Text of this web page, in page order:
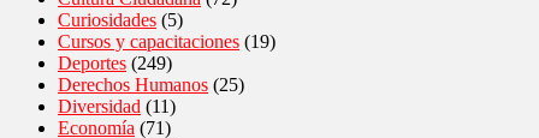
Curiosidades (5)
Cursos y capacitaciones (19)
Deportes (249)
Derechos Humanos (25)
Diversidad (11)
Economía (71)